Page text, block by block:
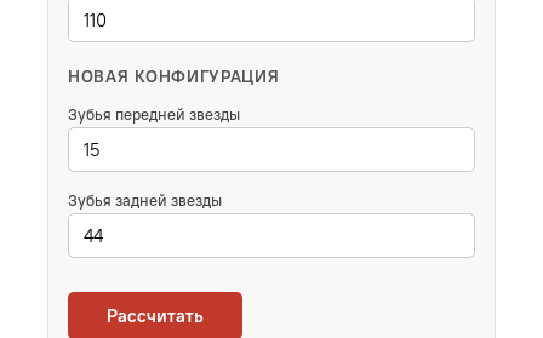
НОВАЯ КОНФИГУРАЦИЯ
Зубья передней звезды
Зубья задней звезды
Рассчитать